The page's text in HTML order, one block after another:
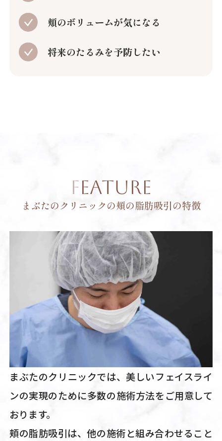
頬のボリュームが気になる
将来のたるみを予防したい
FEATURE
まぶたのクリニックの頬の脂肪吸引の特徴
まぶたのクリニックでは、美しいフェイスライ
ンの実現のために多数の施術方法をご用意して
おります。
頬の脂肪吸引は、他の施術と組み合わせること